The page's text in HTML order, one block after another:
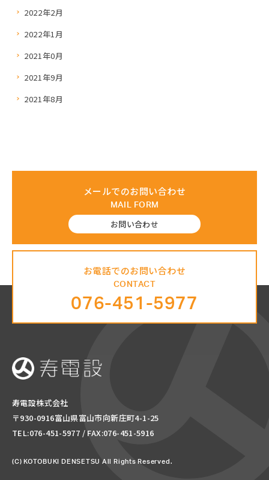
2022年2月
2022年1月
2021年0月
2021年9月
2021年8月
メールでのお問い合わせ
MAIL FORM
お問い合わせ
お電話でのお問い合わせ
CONTACT
076-451-5977
寿電設株式会社
〒930-0916富山県富山市向新庄町4-1-25
TEL:076-451-5977 / FAX:076-451-5916
(C) KOTOBUKI DENSETSU All Rights Reserved.